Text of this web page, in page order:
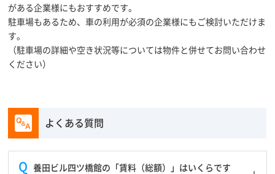
がある企業様にもおすすめです。
駐車場もあるため、車の利用が必須の企業様にもご検討いただけま
す。
（駐車場の詳細や空き状況等については物件と併せてお問い合わせ
ください）
よくある質問
養田ビル四ツ橋館の「賃料（総額）」はいくらです